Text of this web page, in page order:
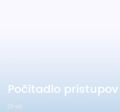
Počítadlo prístupov
Dnes